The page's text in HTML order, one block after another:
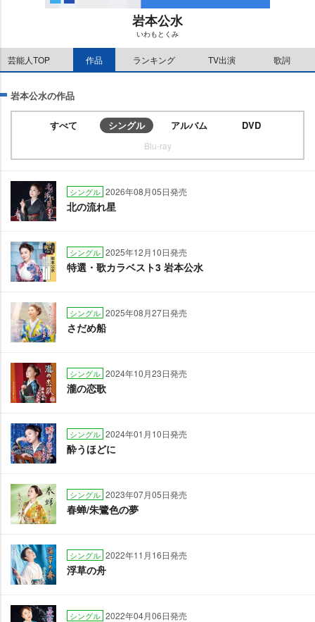
M
u
t
本公水
いわもとくみ
芸能人TOP 作品 ランキング TV出演 歌詞
本公水の作品
すべて シングル アルバム DVD
Blu-ray
シングル 2026年08月05日発売
北の流れ星
シングル 2025年12月10日発売
特選・歌カラベスト3 岩本公水
シングル 2025年08月27日発売
さだめ船
シングル 2024年10月23日発売
瀧の恋歌
シングル 2024年01月10日発売
酔うほどに
シングル 2023年07月05日発売
春蝉/朱鷺色の夢
シングル 2022年11月16日発売
浮草の舟
シングル 2022年04月06日発売